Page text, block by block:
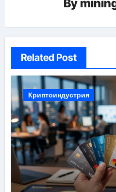
By
Related Post
Криптоиндустрия